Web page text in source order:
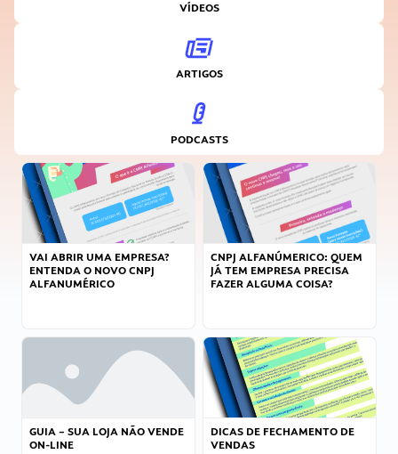
VÍDEOS
ARTIGOS
PODCASTS
VAI ABRIR UMA EMPRESA?
ENTENDA O NOVO CNPJ
ALFANUMÉRICO
CNPJ ALFANÚMERICO: QUEM
JÁ TEM EMPRESA PRECISA
FAZER ALGUMA COISA?
GUIA – SUA LOJA NÃO VENDE
ON-LINE
DICAS DE FECHAMENTO DE
VENDAS